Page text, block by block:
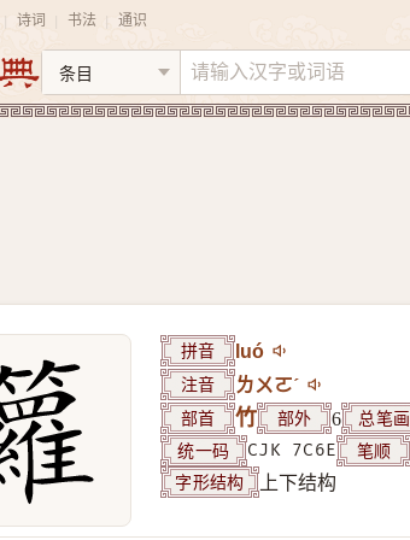
诗词 书法 通识
拼音 luó
注音 ㄌㄨㄛˊ
部首 竹 部外 6 总笔画
统一码 CJK 7C6E 笔顺
字形结构 上下结构